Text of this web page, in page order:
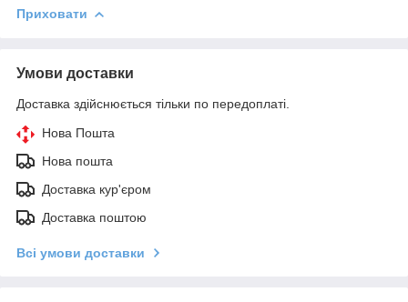
Приховати
Умови доставки
Доставка здійснюється тільки по передоплаті.
Нова Пошта
Нова пошта
Доставка кур'єром
Доставка поштою
Всі умови доставки